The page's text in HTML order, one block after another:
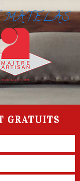
GRATUITS